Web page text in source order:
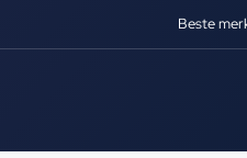
Beste